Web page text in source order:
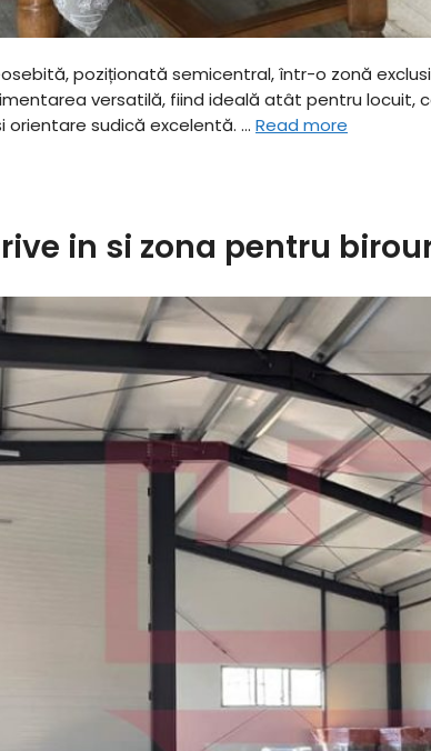
poziționată semicentral, într-o zonă
versatilă, fiind ideală atât pentru locuit,
sudică excelentă. … Read more
in si zona pentru